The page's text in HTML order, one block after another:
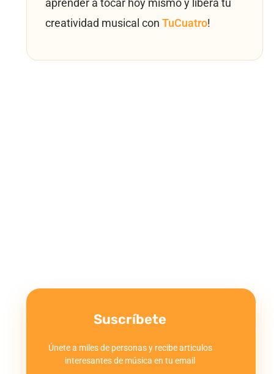
aprender a tocar hoy mismo y libera tu
creatividad musical con TuCuatro!
Suscríbete
Únete a miles de personas y recibe articulos
interesantes de música en tu email